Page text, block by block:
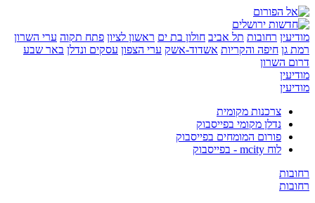
רחובות תל אביב חולון בת ים ראשון לציון פתח תקוה ערי השרון
גן חיפה והקריות אשדוד-אשק ערי הצפון עסקים ונדלן באר שבע
השרון
צרכנות מקומית
נדלן מקומי בפייסבוק
פורום המומחים בפייסבוק
לוח mcity - בפייסבוק